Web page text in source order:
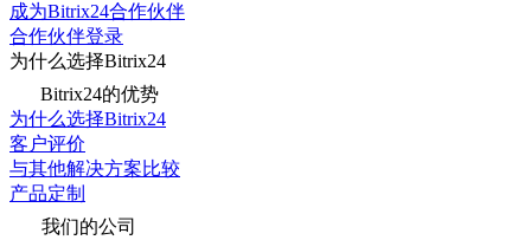
成为Bitrix24合作伙伴
合作伙伴登录
为什么选择Bitrix24
Bitrix24的优势
为什么选择Bitrix24
客户评价
与其他解决方案比较
产品定制
我们的公司